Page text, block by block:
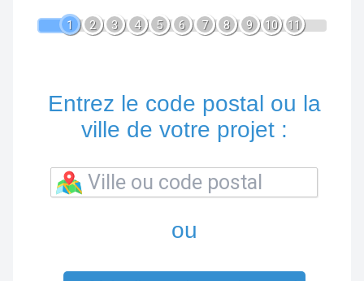
1 2 3 4 5 6 7 8 9 10 11
Entrez le code postal ou la
ville de votre projet :
ou